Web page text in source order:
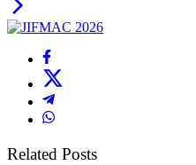
Related Posts